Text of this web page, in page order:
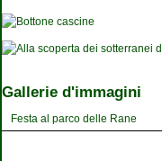
Gallerie d'immagini
Festa al parco delle Rane